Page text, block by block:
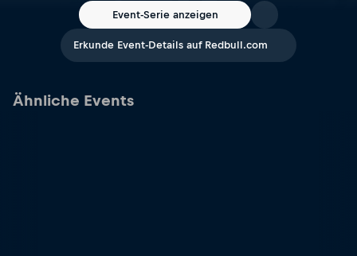
Event-Serie anzeigen
Erkunde Event-Details auf Redbull.com
Ähnliche Events